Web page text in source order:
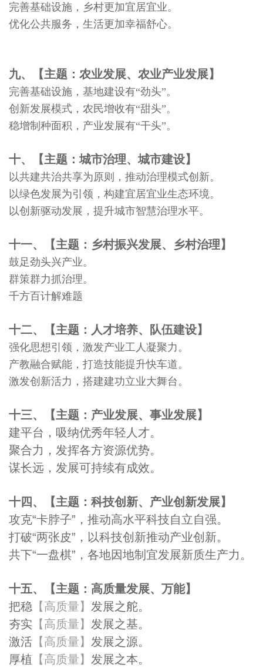
完善基础设施，乡村更加宜居宜业。
优化公共服务，生活更加幸福舒心。
九、【主题：农业发展、农业产业发展】
完善基础设施，基地建设有“劲头”。
创新发展模式，农民增收有“甜头”。
稳增制种面积，产业发展有“干头”。
十、【主题：城市治理、城市建设】
以共建共治共享为原则，推动治理模式创新。
以绿色发展为引领，构建宜居宜业生态环境。
以创新驱动发展，提升城市智慧治理水平。
十一、【主题：乡村振兴发展、乡村治理】
鼓足劲头兴产业。
群策群力抓治理。
千方百计解难题
十二、【主题：人才培养、队伍建设】
强化思想引领，激发产业工人凝聚力。
产教融合赋能，打造技能提升快车道。
激发创新活力，搭建建功立业大舞台。
十三、【主题：产业发展、事业发展】
建平台，吸纳优秀年轻人才。
聚合力，发挥各方资源优势。
谋长远，发展可持续有成效。
十四、【主题：科技创新、产业创新发展】
攻克“卡脖子”，推动高水平科技自立自强。
打破“两张皮”，以科技创新推动产业创新。
共下“一盘棋”，各地因地制宜发展新质生产力。
十五、【主题：高质量发展、万能】
把稳 【高质量】 发展之舵。
夯实 【高质量】 发展之基。
激活 【高质量】 发展之源。
厚植 【高质量】 发展之本。